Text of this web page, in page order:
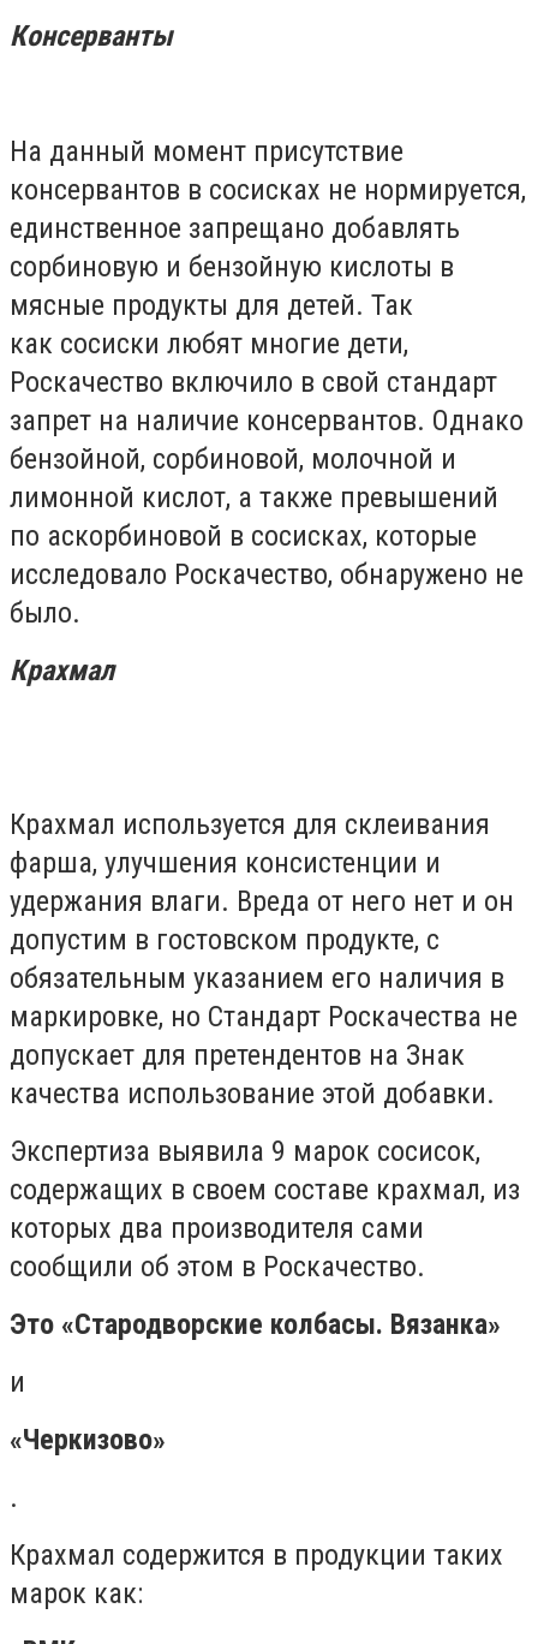
Консерванты
На данный момент присутствие
консервантов в сосисках не нормируется,
единственное запрещано добавлять
сорбиновую и бензойную кислоты в
мясные продукты для детей. Так
как сосиски любят многие дети,
Роскачество включило в свой стандарт
запрет на наличие консервантов. Однако
бензойной, сорбиновой, молочной и
лимонной кислот, а также превышений
по аскорбиновой в сосисках, которые
исследовало Роскачество, обнаружено не
было.
Крахмал
Крахмал используется для склеивания
фарша, улучшения консистенции и
удержания влаги. Вреда от него нет и он
допустим в гостовском продукте, с
обязательным указанием его наличия в
маркировке, но Стандарт Роскачества не
допускает для претендентов на Знак
качества использование этой добавки.
Экспертиза выявила 9 марок сосисок,
содержащих в своем составе крахмал, из
которых два производителя сами
сообщили об этом в Роскачество.
Это «Стародворские колбасы. Вязанка»
и
«Черкизово»
.
Крахмал содержится в продукции таких
марок как: